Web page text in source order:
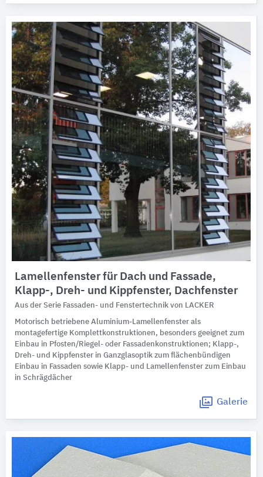
Lamellenfenster für Dach und Fassade,
Klapp-, Dreh- und Kippfenster, Dachfenster
Aus der Serie Fassaden- und Fenstertechnik von LACKER
Motorisch betriebene Aluminium-Lamellenfenster als
montagefertige Komplettkonstruktionen, besonders geeignet zum
Einbau in Pfosten/Riegel- oder Fassadenkonstruktionen; Klapp-,
Dreh- und Kippfenster in Ganzglasoptik zum flächenbündigen
Einbau in Fassaden sowie Klapp- und Lamellenfenster zum Einbau
in Schrägdächer
Galerie